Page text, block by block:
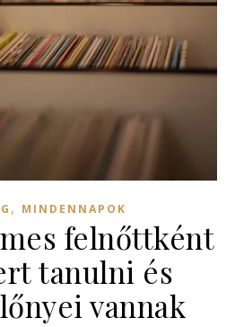
, MINDENNAPOK
felnőttként
tanulni és
vannak